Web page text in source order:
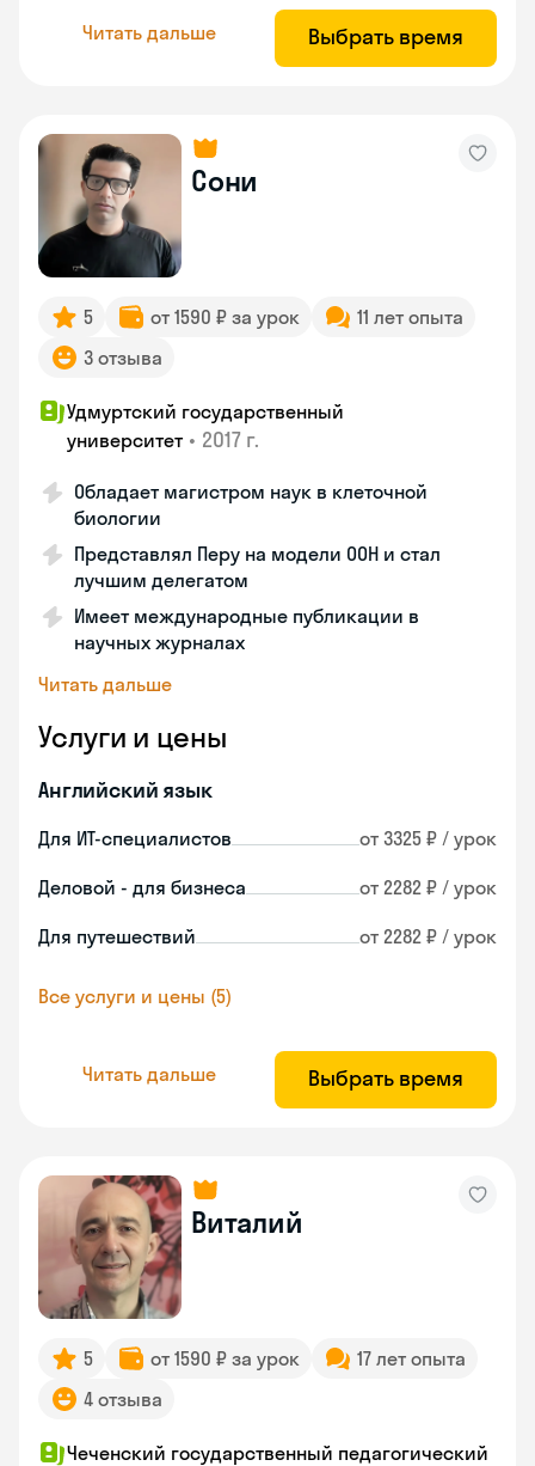
Читать дальше Выбрать время
Сони
5 от 1590 ₽ за урок
11 лет опыта
3 отзыва
Удмуртский государственный
университет • 2017 г.
Обладает магистром наук в клеточной
биологии
Представлял Перу на модели ООН и стал
лучшим делегатом
Имеет международные публикации в
научных журналах
Читать дальше
Услуги и цены
Английский язык
Для ИТ-специалистов от 3325 ₽ / урок
Деловой - для бизнеса от 2282 ₽ / урок
Для путешествий от 2282 ₽ / урок
Все услуги и цены (5)
Читать дальше Выбрать время
Виталий
5 от 1590 ₽ за урок
17 лет опыта
4 отзыва
Чеченский государственный педагогический